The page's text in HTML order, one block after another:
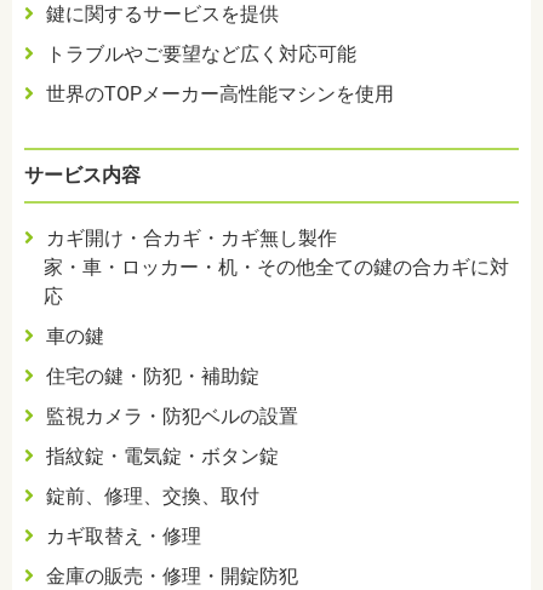
鍵に関するサービスを提供
トラブルやご要望など広く対応可能
世界のTOPメーカー高性能マシンを使用
サービス内容
カギ開け・合カギ・カギ無し製作
家・車・ロッカー・机・その他全ての鍵の合カギに対
応
車の鍵
住宅の鍵・防犯・補助錠
監視カメラ・防犯ベルの設置
指紋錠・電気錠・ボタン錠
錠前、修理、交換、取付
カギ取替え・修理
金庫の販売・修理・開錠防犯